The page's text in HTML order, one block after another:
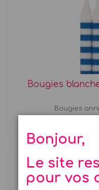
Bonjour,
Le site
pour vos
Bougies
Bougies